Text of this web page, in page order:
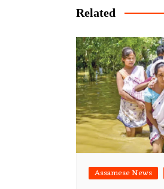
Related
Assamese News